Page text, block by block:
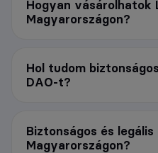
Hogyan vásárolhatok
Magyarországon?
Hol tudom
DAO-t?
Biztonságos és legális
Magyarországon?